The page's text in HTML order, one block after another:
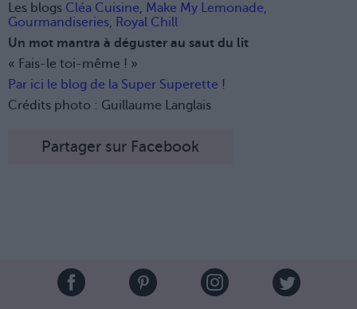
Les blogs Cléa Cuisine, Make My Lemonade,
Gourmandiseries, Royal Chill
Un mot mantra à déguster au saut du lit
« Fais-le toi-même ! »
Par ici le blog de la Super Superette !
Crédits photo : Guillaume Langlais
Partager sur Facebook